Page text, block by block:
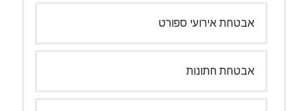
אבטחת אירועי ספורט
אבטחת חתונות